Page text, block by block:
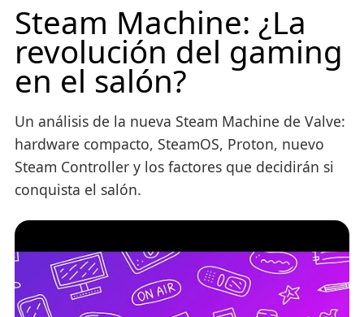
Steam Machine: ¿La
revolución del gaming
en el salón?
Un análisis de la nueva Steam Machine de Valve:
hardware compacto, SteamOS, Proton, nuevo
Steam Controller y los factores que decidirán si
conquista el salón.